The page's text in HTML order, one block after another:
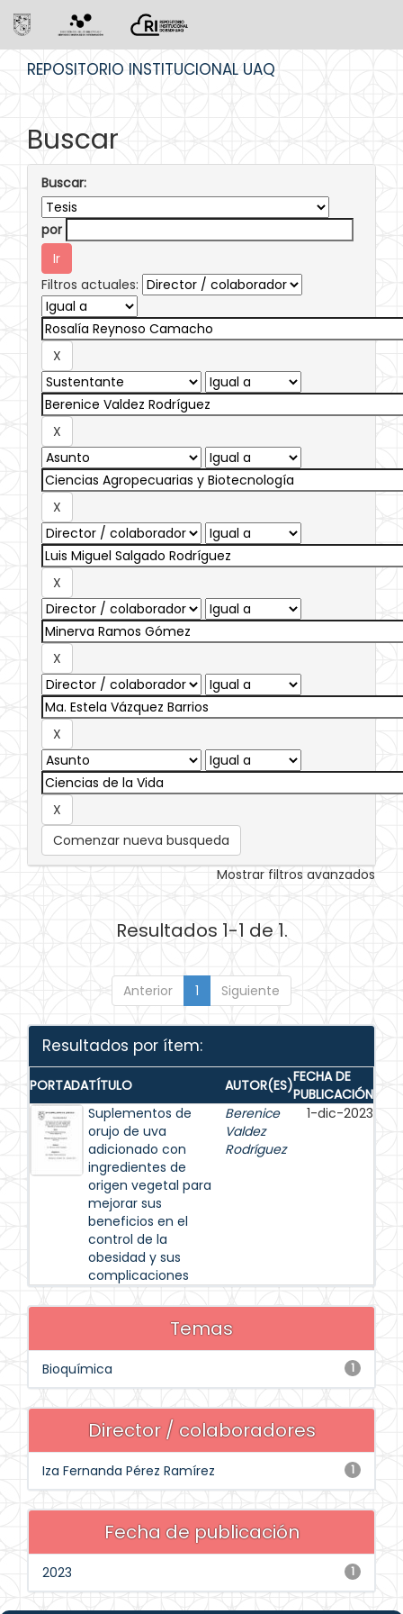
REPOSITORIO INSTITUCIONAL UAQ
Buscar
Buscar:
por
Filtros actuales:
Comenzar nueva busqueda
Mostrar filtros avanzados
Resultados 1-1 de 1.
Anterior 1 Siguiente
Resultados por ítem:
PORTADATÍTULO AUTOR(ES)FECHA DE
PUBLICACIÓN
Suplementos de
orujo de uva
adicionado con
ingredientes de
origen vegetal para
mejorar sus
beneficios en el
control de la
obesidad y sus
complicaciones
Berenice
Valdez
Rodríguez
1-dic-2023
Temas
1
Bioquímica
Director / colaboradores
1
Iza Fernanda Pérez Ramírez
Fecha de publicación
1
2023